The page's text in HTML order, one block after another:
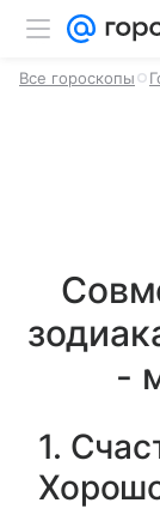
Все гороскопы
-
1.